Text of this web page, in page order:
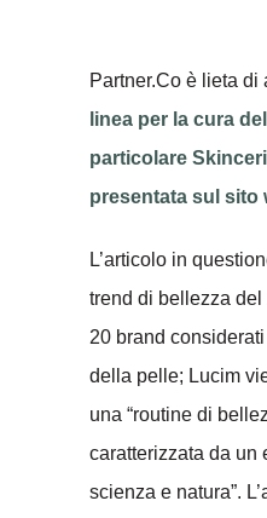
Partner.Co è lieta di
linea per la cura
particolare
presentata sul sito
L’articolo in
trend di bellezza
20 brand
della pelle; Lucim
una “routine di
caratterizzata da un
scienza e natura”.